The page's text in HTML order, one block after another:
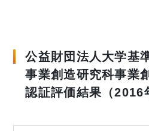
公益財団法人大学基
事業創造研究科事業
認証評価結果（2016